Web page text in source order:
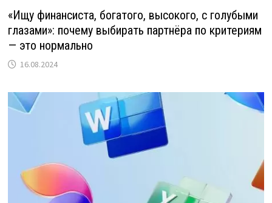
«Ищу финансиста, богатого, высокого, с голубыми
глазами»: почему выбирать партнёра по критериям
— это нормально
16.08.2024